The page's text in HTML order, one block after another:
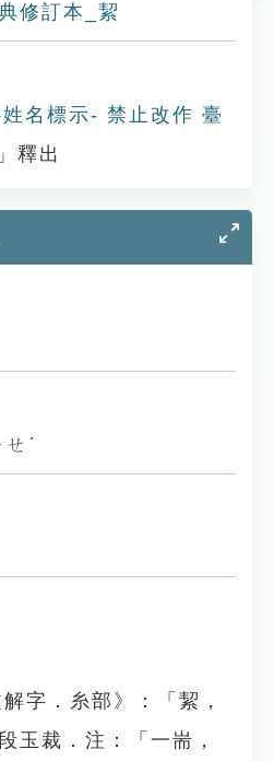
修訂本_絜
名標示- 禁止改作 臺
」釋出
ˊ
字．糸部》：「絜，
玉裁．注：「一耑，